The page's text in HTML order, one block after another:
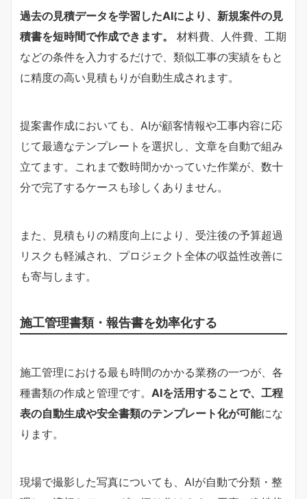
過去の見積データを学習したAIにより、新規案件の見
積書を短時間で作成できます。
材料費、人件費、工期
などの条件を入力するだけで、類似工事の実績をもと
に精度の高い見積もりが自動生成されます。
提案書作成においても、AIが顧客情報や工事内容に応
じて最適なテンプレートを選択し、文章を自動で組み
立てます。これまで数時間かかっていた作業が、数十
分で完了するケースも珍しくありません。
また、見積もりの精度向上により、受注後の予算超過
リスクも軽減され、プロジェクト全体の収益性改善に
も寄与します。
施工管理書類・報告書を効率化する
施工管理における最も時間のかかる業務の一つが、各
種書類の作成と管理です。 AIを活用することで、工程
表の自動生成や安全書類のテンプレート化が可能にな
ります。
現場で撮影した写真についても、AIが自動で分類・整